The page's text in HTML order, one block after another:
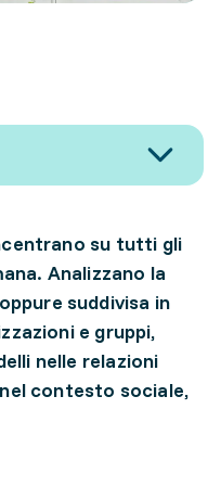
su tutti gli
Analizzano la
suddivisa in
e gruppi,
nelle relazioni
contesto sociale,